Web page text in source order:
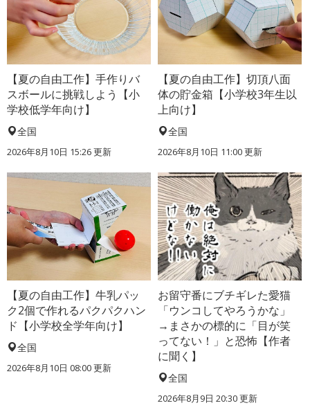
【夏の自由工作】手作りバ
スボールに挑戦しよう【小
学校低学年向け】
全国
2026年8月10日 15:26更新
【夏の自由工作】切頂八面
体の貯金箱【小学校3年生以
上向け】
全国
2026年8月10日 11:00更新
【夏の自由工作】牛乳パッ
ク2個で作れるパクパクハン
ド【小学校全学年向け】
全国
2026年8月10日 08:00更新
お留守番にブチギレた愛猫
「ウンコしてやろうかな」
→まさかの標的に「目が笑
ってない！」と恐怖【作者
に聞く】
全国
2026年8月9日 20:30更新